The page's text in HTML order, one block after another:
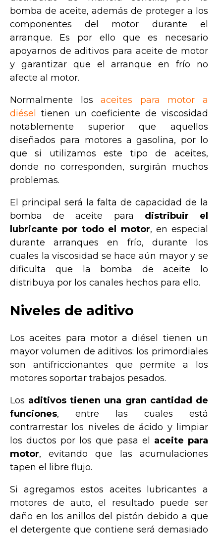
bomba de aceite, además de proteger a los
componentes del motor durante el
arranque. Es por ello que es necesario
apoyarnos de aditivos para aceite de motor
y garantizar que el arranque en frío no
afecte al motor.
Normalmente losaceites para motor a
diésel
tienen un coeficiente de viscosidad
notablemente superior que aquellos
diseñados para motores a gasolina, por lo
que si utilizamos este tipo de aceites,
donde no corresponden, surgirán muchos
problemas.
El principal será la falta de capacidad de la
bomba de aceite para distribuir el
lubricante por todo el motor, en especial
durante arranques en frío, durante los
cuales la viscosidad se hace aún mayor y se
dificulta que la bomba de aceite lo
distribuya por los canales hechos para ello.
Niveles de aditivo
Los aceites para motor a diésel tienen un
mayor volumen de aditivos: los primordiales
son antifriccionantes que permite a los
motores soportar trabajos pesados.
Los aditivos tienen una gran cantidad de
funciones, entre las cuales está
contrarrestar los niveles de ácido y limpiar
los ductos por los que pasa el aceite para
motor, evitando que las acumulaciones
tapen el libre flujo.
Si agregamos estos aceites lubricantes a
motores de auto, el resultado puede ser
daño en los anillos del pistón debido a que
el detergente que contiene será demasiado